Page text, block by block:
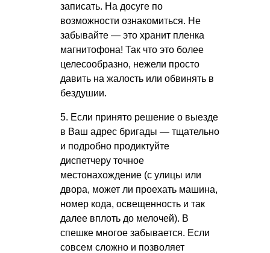
записать. На досуге по
возможности ознакомиться. Не
забывайте — это хранит пленка
магнитофона! Так что это более
целесообразно, нежели просто
давить на жалость или обвинять в
бездушии.
5. Если принято решение о выезде
в Ваш адрес бригады — тщательно
и подробно продиктуйте
диспетчеру точное
местонахождение (с улицы или
двора, может ли проехать машина,
номер кода, освещенность и так
далее вплоть до мелочей). В
спешке многое забывается. Если
совсем сложно и позволяет